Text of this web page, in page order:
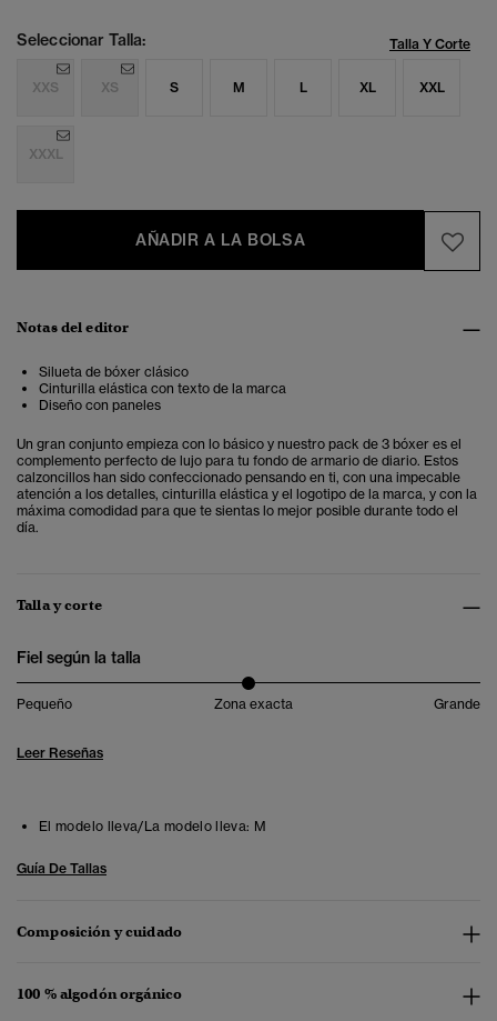
Seleccionar Talla: Talla Y Corte
XXS XS S M L XL XXL
XXXL
AÑADIR A LA BOLSA
Notas del editor
Silueta de bóxer clásico
Cinturilla elástica con texto de la marca
Diseño con paneles
Un gran conjunto empieza con lo básico y nuestro pack de 3 bóxer es el
complemento perfecto de lujo para tu fondo de armario de diario. Estos
calzoncillos han sido confeccionado pensando en ti, con una impecable
atención a los detalles, cinturilla elástica y el logotipo de la marca, y con la
máxima comodidad para que te sientas lo mejor posible durante todo el
día.
Talla y corte
Fiel según la talla
Pequeño Zona exacta Grande
Leer Reseñas
El modelo lleva/La modelo lleva: M
Guía De Tallas
Composición y cuidado
100 % algodón orgánico